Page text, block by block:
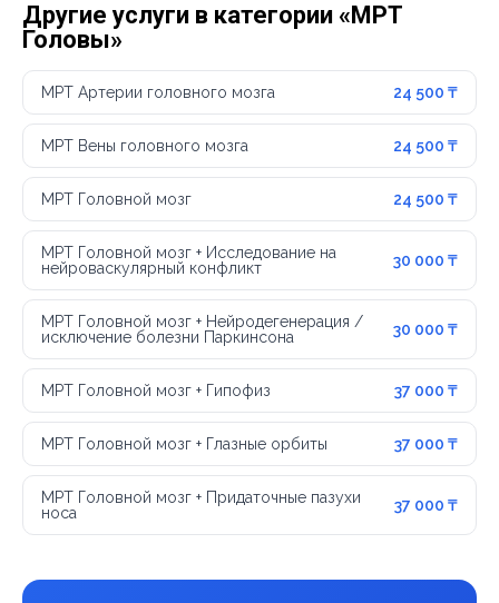
Другие услуги в категории «МРТ
Головы»
МРТ Артерии головного мозга 24 500 ₸
МРТ Вены головного мозга 24 500 ₸
МРТ Головной мозг 24 500 ₸
МРТ Головной мозг + Исследование на
нейроваскулярный конфликт
30 000 ₸
МРТ Головной мозг + Нейродегенерация /
исключение болезни Паркинсона
30 000 ₸
МРТ Головной мозг + Гипофиз 37 000 ₸
МРТ Головной мозг + Глазные орбиты 37 000 ₸
МРТ Головной мозг + Придаточные пазухи
носа
37 000 ₸